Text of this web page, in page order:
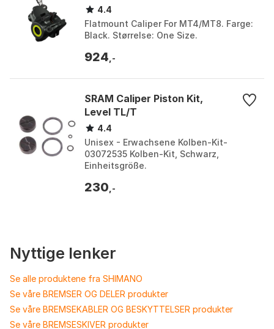
4.4
Flatmount Caliper For MT4/MT8. Farge:
Black. Størrelse: One Size.
924 ,-
SRAM Caliper Piston Kit,
Level TL/T
4.4
Unisex - Erwachsene Kolben-Kit-
03072535 Kolben-Kit, Schwarz,
Einheitsgröße.
230 ,-
Nyttige lenker
Se alle produktene fra SHIMANO
Se våre BREMSER OG DELER produkter
Se våre BREMSEKABLER OG BESKYTTELSER produkter
Se våre BREMSESKIVER produkter